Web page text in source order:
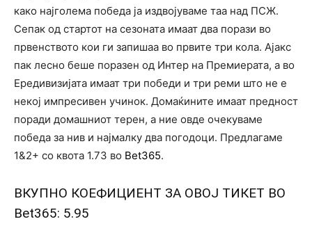
како најголема победа ја издвојуваме таа над ПСЖ.
Сепак од стартот на сезоната имаат два порази во
првенството кои ги запишаа во првите три кола. Ајакс
пак лесно беше поразен од Интер на Премиерата, а во
Ередивизијата имаат три победи и три реми што не е
некој импресивен учинок. Домаќините имаат предност
поради домашниот терен, а ние овде очекуваме
победа за нив и најмалку два погодоци. Предлагаме
1&2+ со квота 1.73 во Bet365.
ВКУПНО КОЕФИЦИЕНТ ЗА ОВОЈ ТИКЕТ ВО
Bet365: 5.95